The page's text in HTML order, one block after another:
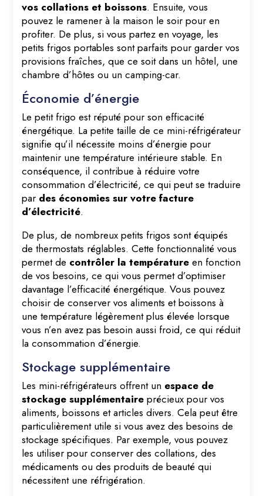
vos collations et boissons. Ensuite, vous
pouvez le ramener à la maison le soir pour en
profiter. De plus, si vous partez en voyage, les
petits frigos portables sont parfaits pour garder vos
provisions fraîches, que ce soit dans un hôtel, une
chambre d’hôtes ou un camping-car.
Économie d’énergie
Le petit frigo est réputé pour son efficacité
énergétique. La petite taille de ce mini-réfrigérateur
signifie qu’il nécessite moins d’énergie pour
maintenir une température intérieure stable. En
conséquence, il contribue à réduire votre
consommation d’électricité, ce qui peut se traduire
par des économies sur votre facture
d’électricité.
De plus, de nombreux petits frigos sont équipés
de thermostats réglables. Cette fonctionnalité vous
permet de contrôler la températureen fonction
de vos besoins, ce qui vous permet d’optimiser
davantage l’efficacité énergétique. Vous pouvez
choisir de conserver vos aliments et boissons à
une température légèrement plus élevée lorsque
vous n’en avez pas besoin aussi froid, ce qui réduit
la consommation d’énergie.
Stockage supplémentaire
Les mini-réfrigérateurs offrent un espace de
stockage supplémentaire précieux pour vos
aliments, boissons et articles divers. Cela peut être
particulièrement utile si vous avez des besoins de
stockage spécifiques. Par exemple, vous pouvez
les utiliser pour conserver des collations, des
médicaments ou des produits de beauté qui
nécessitent une réfrigération.